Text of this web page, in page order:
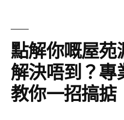
水
防
漏
終
點解你嘅屋苑
解決唔到？專
教你一招搞掂